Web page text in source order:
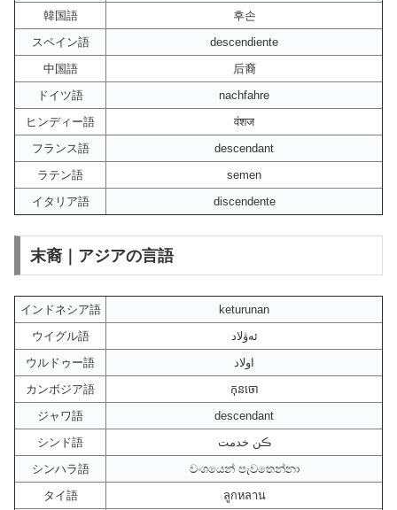
韓国語
후손
スペイン語
descendiente
中国語
后裔
ドイツ語
nachfahre
ヒンディー語
वंशज
フランス語
descendant
ラテン語
semen
イタリア語
discendente
末裔｜アジアの言語
インドネシア語
keturunan
ウイグル語
ئەۋلاد
ウルドゥー語
اولاد
カンボジア語
កុនចោ
ジャワ語
descendant
シンド語
ڪن خدمت
シンハラ語
වංශයෙන් පැවතෙන්නා
タイ語
ลูกหลาน